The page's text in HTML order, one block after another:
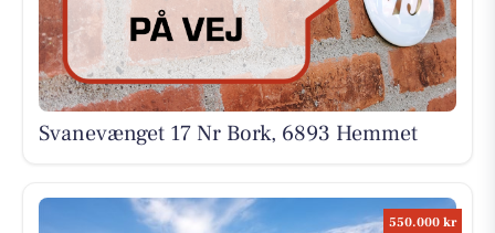
Svanevænget 17 Nr Bork, 6893 Hemmet
550.000 kr